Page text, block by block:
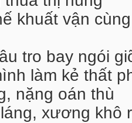
khuất vận
tro bay ngói
làm kẻ thất
nặng oán thù
xương khô